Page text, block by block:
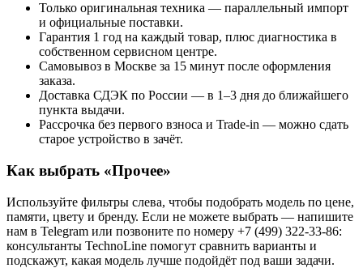
Только оригинальная техника — параллельный импорт
и официальные поставки.
Гарантия 1 год на каждый товар, плюс диагностика в
собственном сервисном центре.
Самовывоз в Москве за 15 минут после оформления
заказа.
Доставка СДЭК по России — в 1–3 дня до ближайшего
пункта выдачи.
Рассрочка без первого взноса и Trade-in — можно сдать
старое устройство в зачёт.
Как выбрать «Прочее»
Используйте фильтры слева, чтобы подобрать модель по цене,
памяти, цвету и бренду. Если не можете выбрать — напишите
нам в Telegram или позвоните по номеру +7 (499) 322-33-86:
консультанты TechnoLine помогут сравнить варианты и
подскажут, какая модель лучше подойдёт под ваши задачи.